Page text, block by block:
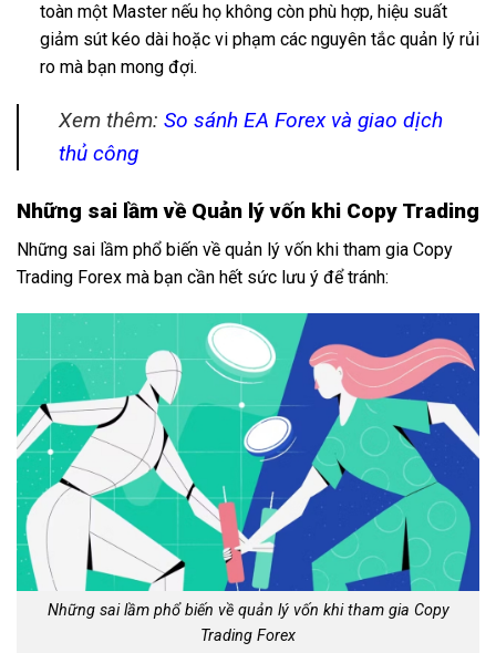
toàn một Master nếu họ không còn phù hợp, hiệu suất
giảm sút kéo dài hoặc vi phạm các nguyên tắc quản lý rủi
ro mà bạn mong đợi.
Xem thêm: So sánh EA Forex và giao dịch
thủ công
Những sai lầm về Quản lý vốn khi Copy Trading
Những sai lầm phổ biến về quản lý vốn khi tham gia Copy
Trading Forex mà bạn cần hết sức lưu ý để tránh:
Những sai lầm phổ biến về quản lý vốn khi tham gia Copy
Trading Forex